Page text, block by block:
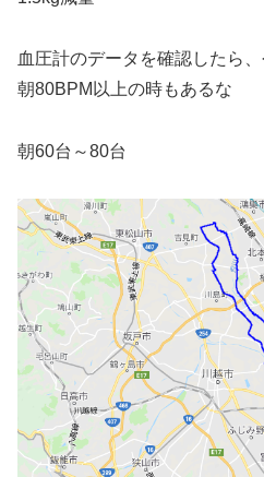
血圧計のデータを確認したら
朝80BPM以上の時もあるな
朝60台～80台